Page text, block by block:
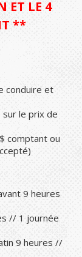
ET LE 4
**
conduire et
sur le prix de
comptant ou
9 heures
// 1 journée
9 heures //